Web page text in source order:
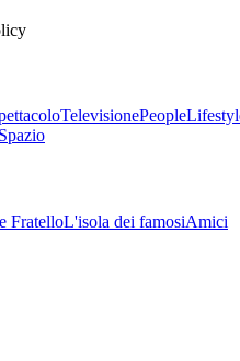
TelevisionePeople
Spazio
FratelloL'isola dei famosiAmici